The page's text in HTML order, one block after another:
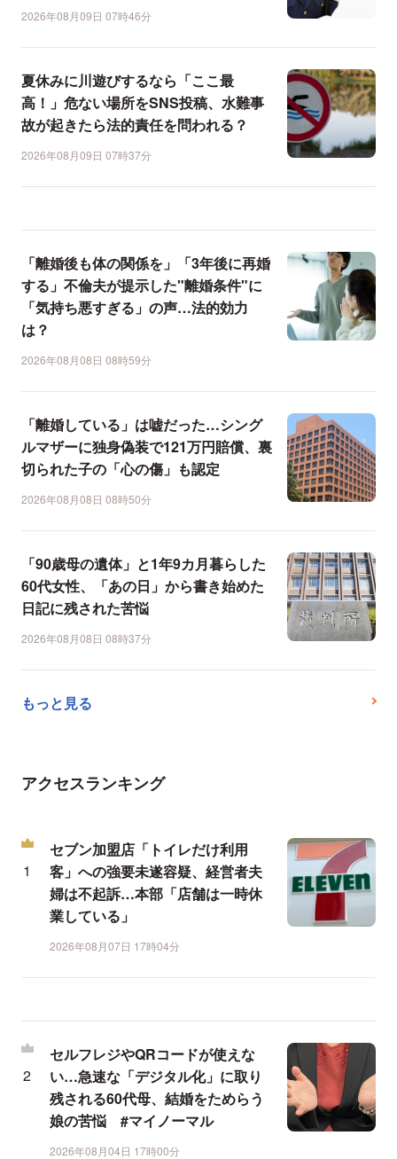
2026年08月09日 07時46分
夏休みに川遊びするなら「ここ最
高！」危ない場所をSNS投稿、水難事
故が起きたら法的責任を問われる？
2026年08月09日 07時37分
「離婚後も体の関係を」「3年後に再婚
する」不倫夫が提示した"離婚条件"に
「気持ち悪すぎる」の声…法的効力
は？
2026年08月08日 08時59分
「離婚している」は嘘だった…シング
ルマザーに独身偽装で121万円賠償、裏
切られた子の「心の傷」も認定
2026年08月08日 08時50分
「90歳母の遺体」と1年9カ月暮らした
60代女性、「あの日」から書き始めた
日記に残された苦悩
2026年08月08日 08時37分
もっと見る
アクセスランキング
セブン加盟店「トイレだけ利用
客」への強要未遂容疑、経営者夫
婦は不起訴…本部「店舗は一時休
業している」
2026年08月07日 17時04分
セルフレジやQRコードが使えな
い…急速な「デジタル化」に取り
残される60代母、結婚をためらう
娘の苦悩 #マイノーマル
2026年08月04日 17時00分